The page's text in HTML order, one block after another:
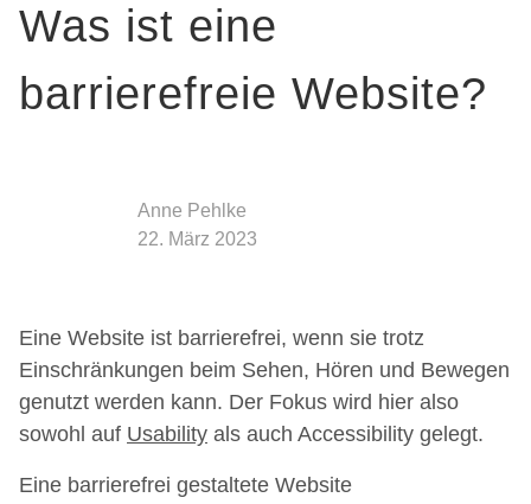
Was ist eine
barrierefreie Website?
Anne Pehlke
22. März 2023
Eine Website ist barrierefrei, wenn sie trotz
Einschränkungen beim Sehen, Hören und Bewegen
genutzt werden kann. Der Fokus wird hier also
sowohl auf Usability als auch Accessibility gelegt.
Eine barrierefrei gestaltete Website